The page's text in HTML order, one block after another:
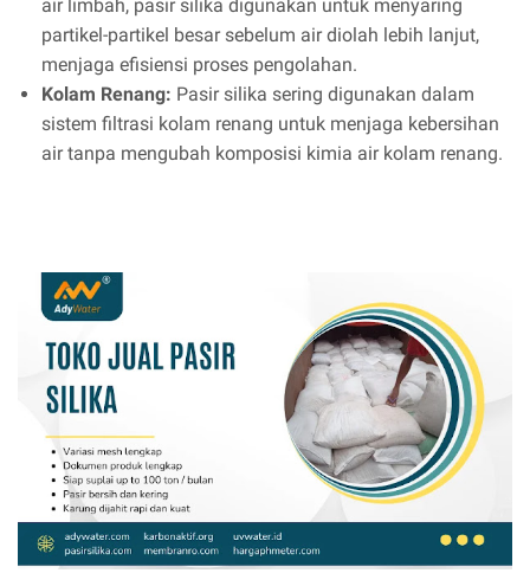
air limbah, pasir silika digunakan untuk menyaring
partikel-partikel besar sebelum air diolah lebih lanjut,
menjaga efisiensi proses pengolahan.
Kolam Renang: Pasir silika sering digunakan dalam
sistem filtrasi kolam renang untuk menjaga kebersihan
air tanpa mengubah komposisi kimia air kolam renang.